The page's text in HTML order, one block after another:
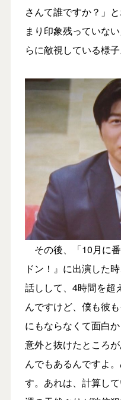
さんて誰ですか？」
まり印象残っていな
らに敵視している様子
その後、「10月に
ドン！』に出演した
話しして、4時間を超
んですけど、僕も彼
にもならなくて面白
意外と抜けたところ
んでもあるんですよ
す。あれは、計算し